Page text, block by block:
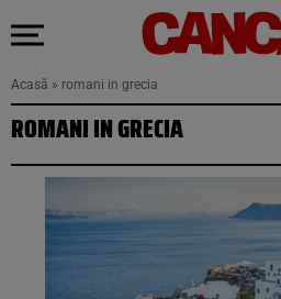
Acasă » romani in grecia
ROMANI IN GRECIA